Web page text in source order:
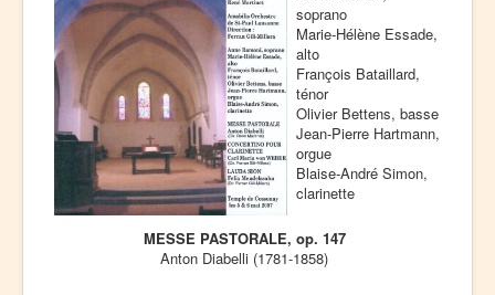
soprano
Marie-Hélène Essade,
alto
François Bataillard,
ténor
Olivier Bettens, basse
Jean-Pierre Hartmann,
orgue
Blaise-André Simon,
clarinette
MESSE PASTORALE, op. 147
Anton Diabelli (1781-1858)